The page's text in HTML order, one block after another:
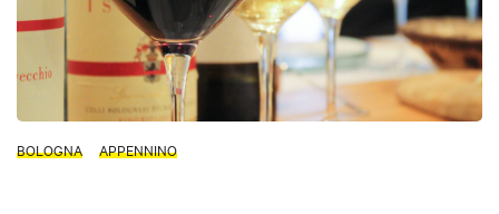
BOLOGNA APPENNINO